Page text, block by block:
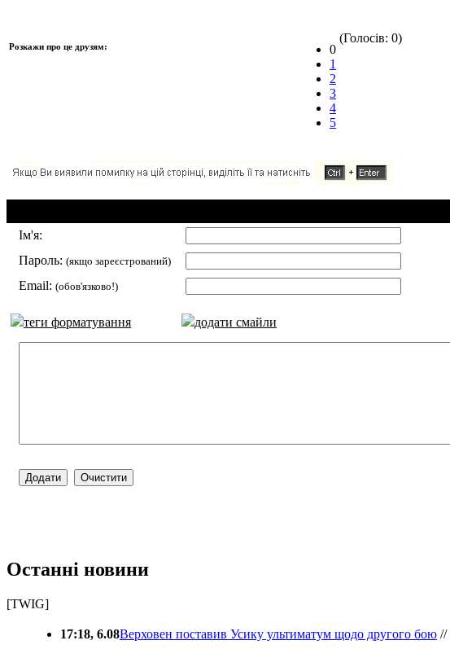
Розкажи про це друзям:
0
1
2
3
4
5
(Голосів: 0)
Ім'я:
Пароль: (якщо зареєстрований)
Email: (обов'язково!)
теги форматування додати смайли
Останні новини
[TWIG]
17:18, 6.08Верховен поставив Усику ультиматум щодо другого бою //